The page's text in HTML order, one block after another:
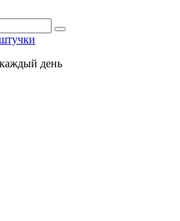
день